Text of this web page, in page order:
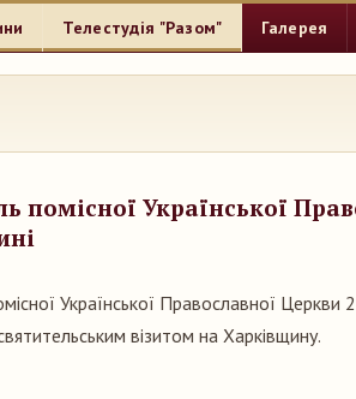
Телестудія "Разом" Галерея
помісної Української
Української Православної Церкви
візитом на Харківщину.